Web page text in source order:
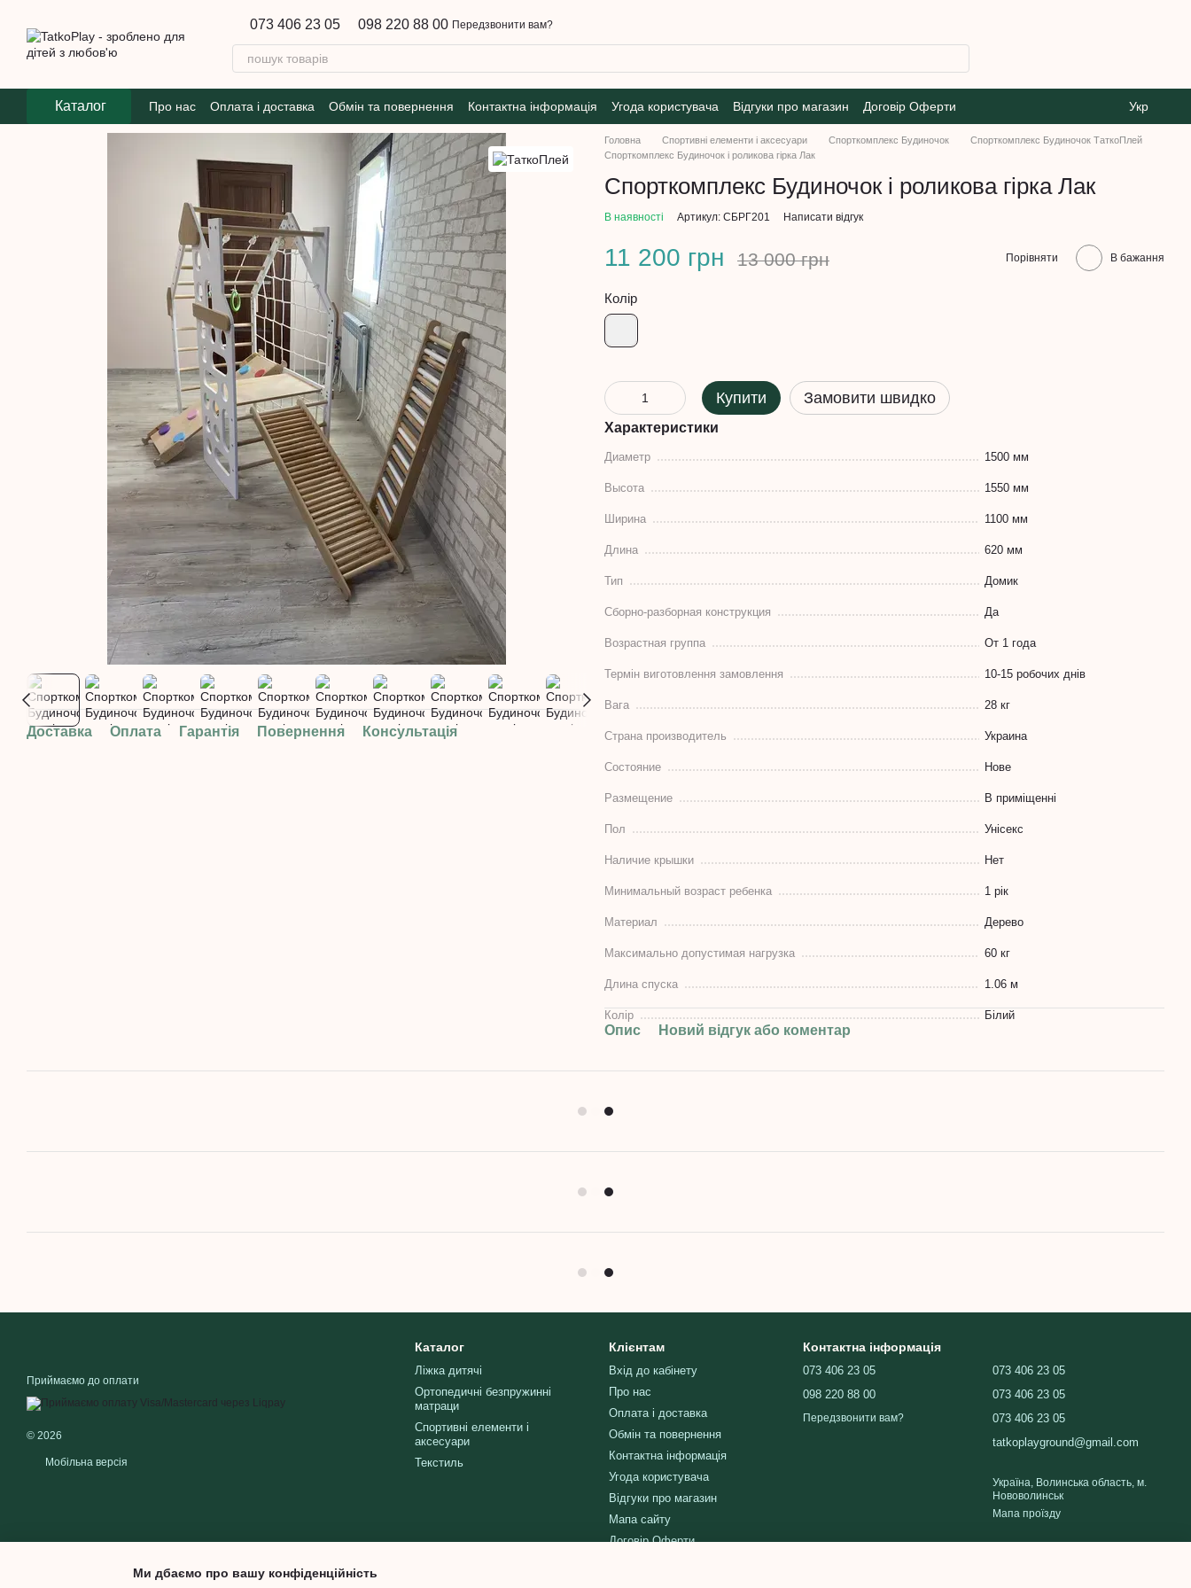
073 406 23 05 098 220 88 00 Передзвонити вам?
Каталог Про нас Оплата і доставка Обмін та повернення Контактна інформація Угода користувача Відгуки про магазин Договір Оферти Укр
Доставка Оплата Гарантія Повернення Консультація
Головна Спортивні елементи і аксесуари Спорткомплекс Будиночок
Спорткомплекс Будиночок ТаткоПлей
Спорткомплекс Будиночок і роликова гірка Лак
Спорткомплекс Будиночок і роликова гірка Лак
В наявності Артикул: СБРГ201 Написати відгук
11 200 грн 13 000 грн Порівняти В бажання
Колір
Купити Замовити швидко
Характеристики
Диаметр 1500 мм
Высота 1550 мм
Ширина 1100 мм
Длина 620 мм
Тип Домик
Сборно-разборная конструкция Да
Возрастная группа От 1 года
Термін виготовлення замовлення 10-15 робочих днів
Вага 28 кг
Страна производитель Украина
Состояние Нове
Размещение В приміщенні
Пол Унісекс
Наличие крышки Нет
Минимальный возраст ребенка 1 рік
Материал Дерево
Максимально допустимая нагрузка 60 кг
Длина спуска 1.06 м
Колір Білий
Опис Новий відгук або коментар
Приймаємо до оплати
© 2026
Мобільна версія
Каталог
Ліжка дитячі
Ортопедичні безпружинні
матраци
Спортивні елементи і
аксесуари
Текстиль
Клієнтам
Вхід до кабінету
Про нас
Оплата і доставка
Обмін та повернення
Контактна інформація
Угода користувача
Відгуки про магазин
Мапа сайту
Договір Оферти
Контактна інформація
073 406 23 05
098 220 88 00
Передзвонити вам?
073 406 23 05
073 406 23 05
073 406 23 05
tatkoplayground@gmail.com
Україна, Волинська область, м.
Нововолинськ
Мапа проїзду
Ми дбаємо про вашу конфіденційність